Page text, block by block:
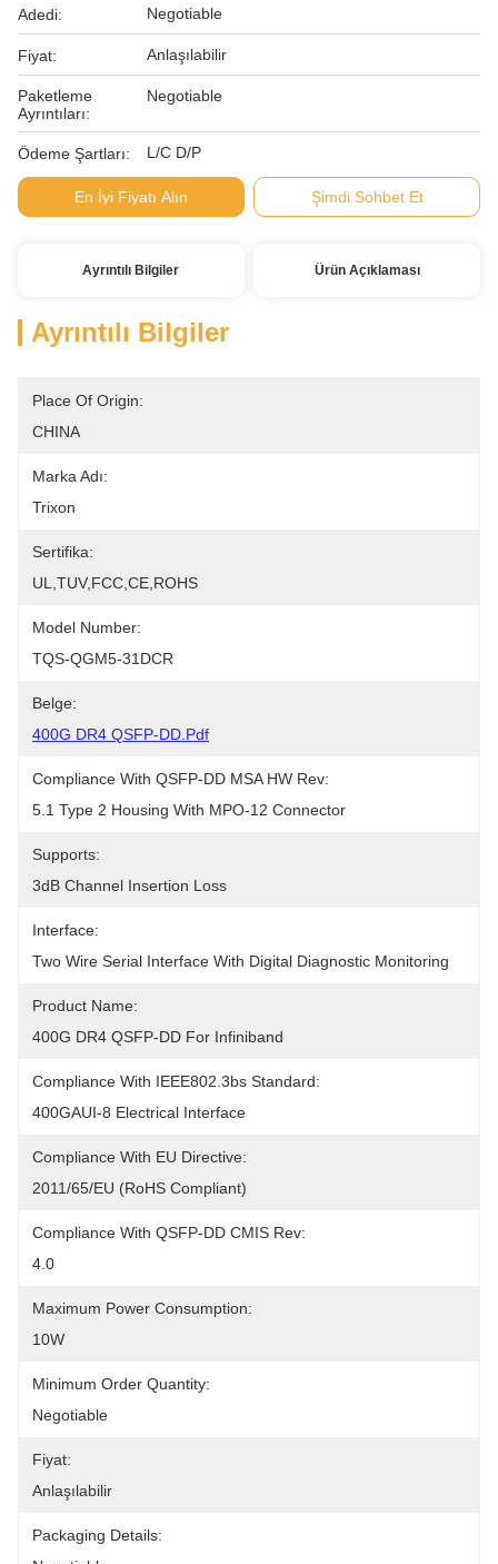
Adedi: Negotiable
Fiyat: Anlaşılabilir
Paketleme
Ayrıntıları:
Negotiable
Ödeme Şartları: L/C D/P
En İyi Fiyatı Alın Şimdi Sohbet Et
Ayrıntılı Bilgiler Ürün Açıklaması
Ayrıntılı Bilgiler
Place Of Origin:
CHINA
Marka Adı:
Trixon
Sertifika:
UL,TUV,FCC,CE,ROHS
Model Number:
TQS-QGM5-31DCR
Belge:
400G DR4 QSFP-DD.pdf
Compliance With QSFP-DD MSA HW Rev:
5.1 Type 2 Housing With MPO-12 Connector
Supports:
3dB Channel Insertion Loss
Interface:
Two Wire Serial Interface With Digital Diagnostic Monitoring
Product Name:
400G DR4 QSFP-DD For Infiniband
Compliance With IEEE802.3bs Standard:
400GAUI-8 Electrical Interface
Compliance With EU Directive:
2011/65/EU (RoHS Compliant)
Compliance With QSFP-DD CMIS Rev:
4.0
Maximum Power Consumption:
10W
Minimum Order Quantity:
Negotiable
Fiyat:
Anlaşılabilir
Packaging Details: